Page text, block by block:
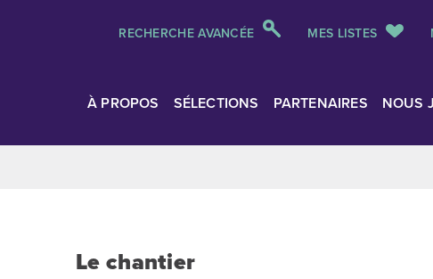
RECHERCHE AVANCÉE MES LISTES
À PROPOS SÉLECTIONS PARTENAIRES NOUS
Le chantier